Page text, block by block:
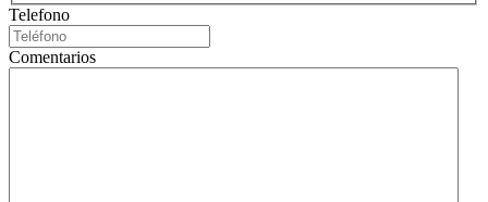
Telefono
Comentarios